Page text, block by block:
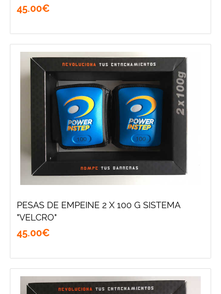
45.00€
PESAS DE EMPEINE 2 X 100 G SISTEMA
"VELCRO"
45.00€